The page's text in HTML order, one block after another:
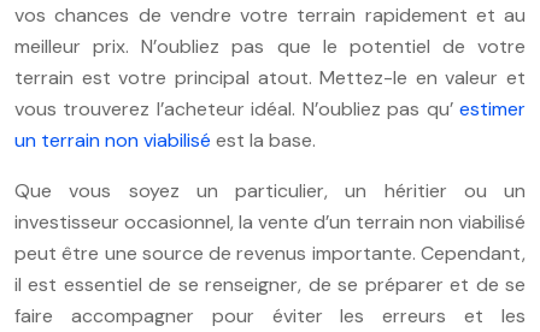
vos chances de vendre votre terrain rapidement et au
meilleur prix. N’oubliez pas que le potentiel de votre
terrain est votre principal atout. Mettez-le en valeur et
vous trouverez l’acheteur idéal. N’oubliez pas qu’ estimer
un terrain non viabilisé est la base.
Que vous soyez un particulier, un héritier ou un
investisseur occasionnel, la vente d’un terrain non viabilisé
peut être une source de revenus importante. Cependant,
il est essentiel de se renseigner, de se préparer et de se
faire accompagner pour éviter les erreurs et les